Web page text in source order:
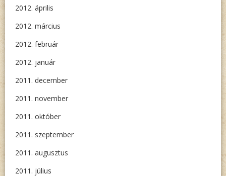
2012. április
2012. március
2012. február
2012. január
2011. december
2011. november
2011. október
2011. szeptember
2011. augusztus
2011. július